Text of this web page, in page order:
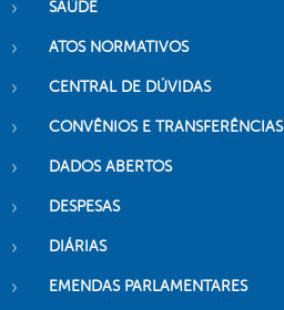
SAÚDE
ATOS NORMATIVOS
CENTRAL DE DÚVIDAS
CONVÊNIOS E TRANSFERÊNCIAS
DADOS ABERTOS
DESPESAS
DIÁRIAS
EMENDAS PARLAMENTARES